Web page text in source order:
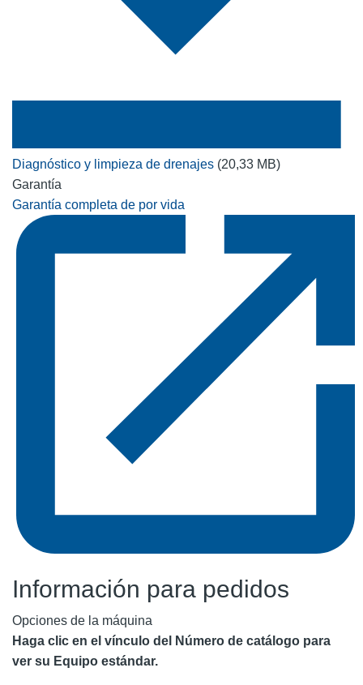
Diagnóstico y limpieza de drenajes (20,33 MB)
Garantía
Garantía completa de por vida
Información para pedidos
Opciones de la máquina
Haga clic en el vínculo del Número de catálogo para
ver su Equipo estándar.